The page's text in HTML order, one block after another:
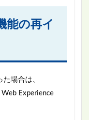
の再イ
場合は、
Experience